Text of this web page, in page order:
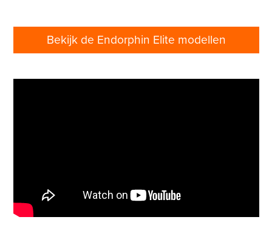
Bekijk de Endorphin Elite modellen